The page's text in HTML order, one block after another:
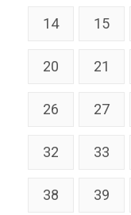
14 15
20 21
26 27
32 33
38 39